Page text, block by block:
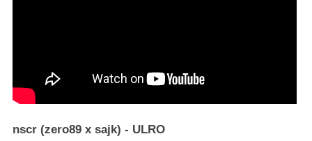
nscr (zero89 x sajk) - ULRO